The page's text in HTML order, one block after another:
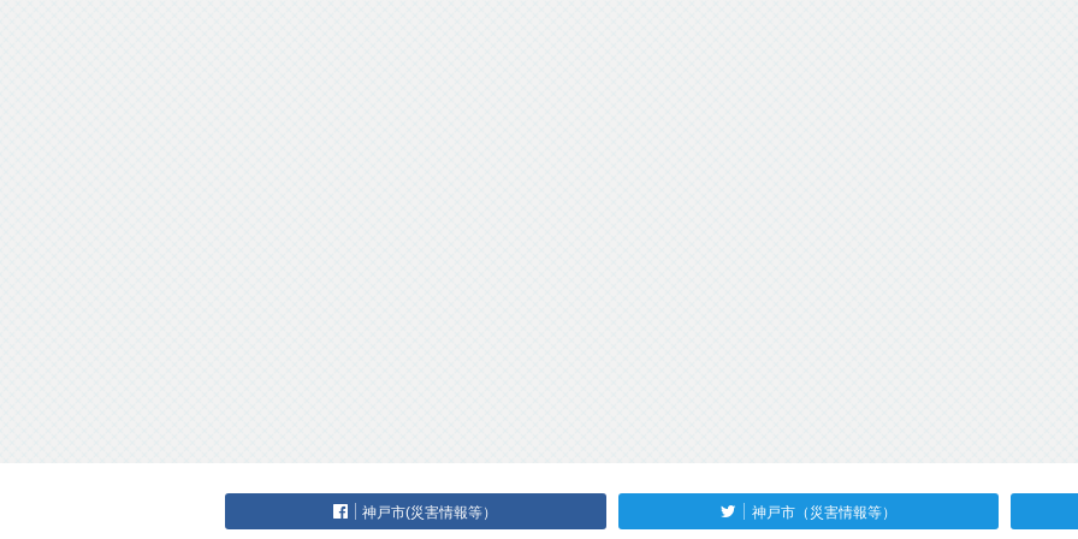
神戸市(災害情報等） 神戸市（災害情報等）